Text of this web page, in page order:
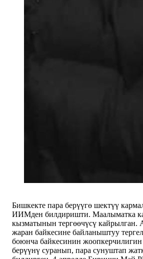
Бишкекте пара берүүгө шектүү
ИИМден билдиришти. Маалыматка
кызматынын тергөөчүсү кайрылган.
жаран байкесине байланыштуу
боюнча байкесинин
берүүнү суранып, пара сунуштап